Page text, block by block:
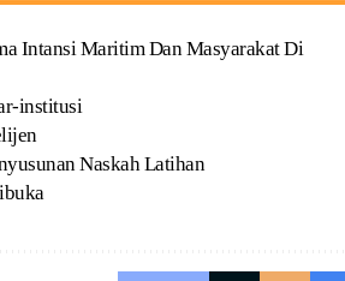
Intansi Maritim Dan Masyarakat Di
institusi
Naskah Latihan